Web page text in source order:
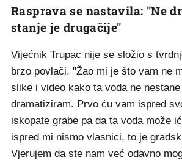
Rasprava se nastavila: "Ne
stanje je drugačije"
Vijećnik Trupac nije se složio s
brzo povlači. "Žao mi je što vam ne
slike i video kako ta voda ne
dramatiziram. Prvo ću vam ispred
iskopate grabe pa da ta voda može
ispred mi nismo vlasnici, to je
Vjerujem da ste nam već odavno